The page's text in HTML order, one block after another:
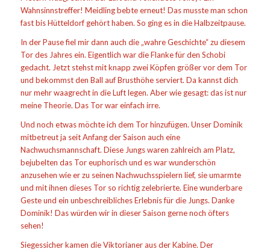
Wahnsinnstreffer! Meidling bebte erneut! Das musste man schon
fast bis Hütteldorf gehört haben. So ging es in die Halbzeitpause.
In der Pause fiel mir dann auch die „wahre Geschichte“ zu diesem
Tor des Jahres ein. Eigentlich war die Flanke für den Schobi
gedacht. Jetzt stehst mit knapp zwei Köpfen größer vor dem Tor
und bekommst den Ball auf Brusthöhe serviert. Da kannst dich
nur mehr waagrecht in die Luft legen. Aber wie gesagt: das ist nur
meine Theorie. Das Tor war einfach irre.
Und noch etwas möchte ich dem Tor hinzufügen. Unser Dominik
mitbetreut ja seit Anfang der Saison auch eine
Nachwuchsmannschaft. Diese Jungs waren zahlreich am Platz,
bejubelten das Tor euphorisch und es war wunderschön
anzusehen wie er zu seinen Nachwuchsspielern lief, sie umarmte
und mit ihnen dieses Tor so richtig zelebrierte. Eine wunderbare
Geste und ein unbeschreibliches Erlebnis für die Jungs. Danke
Dominik! Das würden wir in dieser Saison gerne noch öfters
sehen!
Siegessicher kamen die Viktorianer aus der Kabine. Der